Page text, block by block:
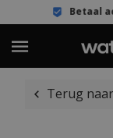
achterafof in 3
Terug